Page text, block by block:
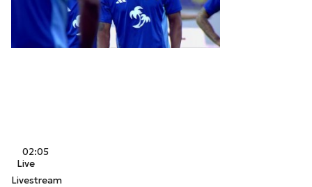
02:05
Live
Livestream